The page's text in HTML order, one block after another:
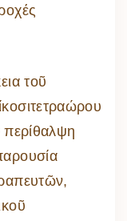
τοῦ
περίθαλψη